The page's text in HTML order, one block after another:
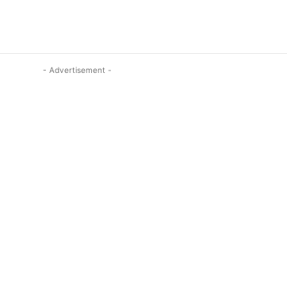
- Advertisement -